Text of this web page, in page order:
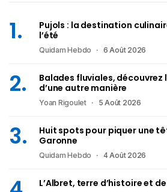
Pujols : la destination
l’été
Quidam Hebdo 6 Août 2026
Balades fluviales,
d’une autre manière
Yoan Rigoulet 5 Août 2026
Huit spots pour piquer une
Garonne
Quidam Hebdo 4 Août 2026
L’Albret, terre d’histoire et